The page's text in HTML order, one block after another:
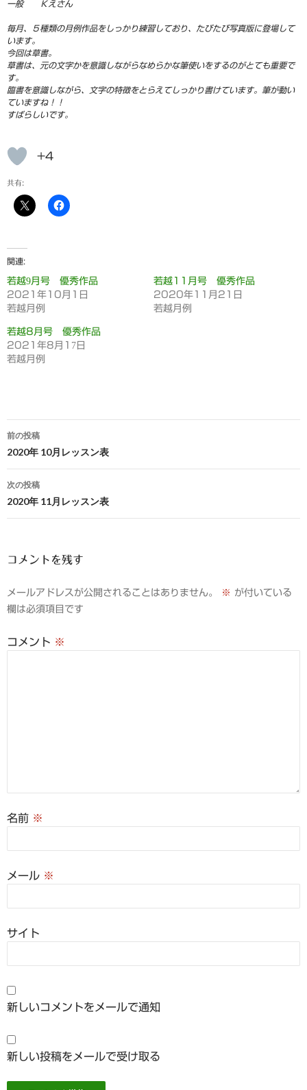
一般 Ｋえさん
毎月、５種類の月例作品をしっかり練習しており、たびたび写真版に登場して
います。
今回は草書。
草書は、元の文字かを意識しながらなめらかな筆使いをするのがとても重要で
す。
臨書を意識しながら、文字の特徴をとらえてしっかり書けています。筆が動い
ていますね！！
すばらしいです。
+4
共有:
関連
若越9月号 優秀作品
2021年10月1日
若越月例
若越11月号 優秀作品
2020年11月21日
若越月例
若越8月号 優秀作品
2021年8月17日
若越月例
投
稿
ナ
ビ
ョ
前の投稿
2020年 10月レッスン表
次の投稿
2020年 11月レッスン表
コメントを残す
メールアドレスが公開されることはありません。 ※ が付いている
欄は必須項目です
コメント ※
名前 ※
メール ※
サイト
新しいコメントをメールで通知
新しい投稿をメールで受け取る